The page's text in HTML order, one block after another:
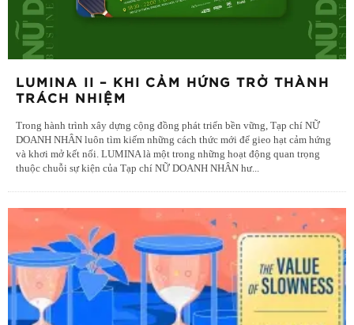
LUMINA II – KHI CẢM HỨNG TRỞ THÀNH
TRÁCH NHIỆM
Trong hành trình xây dựng cộng đồng phát triển bền vững, Tạp chí NỮ
DOANH NHÂN luôn tìm kiếm những cách thức mới để gieo hạt cảm hứng
và khơi mở kết nối. LUMINA là một trong những hoạt động quan trọng
thuộc chuỗi sự kiện của Tạp chí NỮ DOANH NHÂN hư...